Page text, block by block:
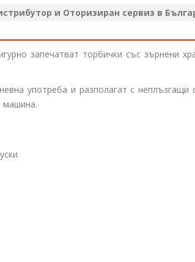
и Оторизиран сервиз в
запечатват торбички със зърнени
употреба и разполагат с неплъзгащи
машина.